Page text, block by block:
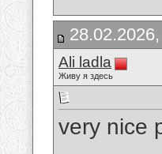
Ali ladla
Живу я здесь
very nice